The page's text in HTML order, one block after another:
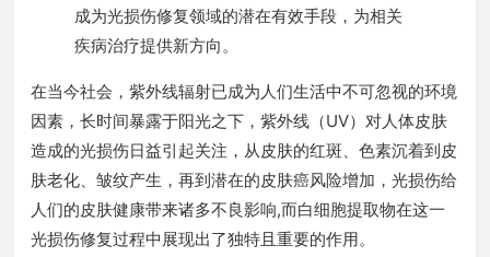
成为光损伤修复领域的潜在有效手段，为相关
疾病治疗提供新方向。
在当今社会，紫外线辐射已成为人们生活中不可忽视的环境
因素，长时间暴露于阳光之下，紫外线（UV）对人体皮肤
造成的光损伤日益引起关注，从皮肤的红斑、色素沉着到皮
肤老化、皱纹产生，再到潜在的皮肤癌风险增加，光损伤给
人们的皮肤健康带来诸多不良影响,而白细胞提取物在这一
光损伤修复过程中展现出了独特且重要的作用。